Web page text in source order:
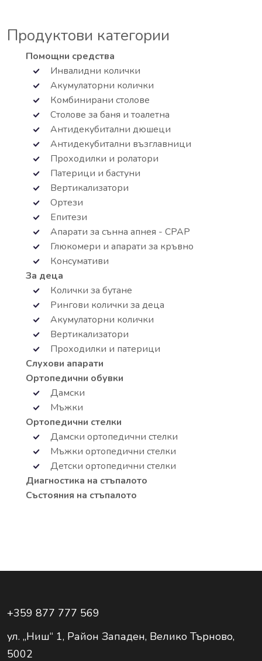
Продуктови категории
Помощни средства
Инвалидни колички
Акумулаторни колички
Комбинирани столове
Столове за баня и тоалетна
Антидекубитални дюшеци
Антидекубитални възглавници
Проходилки и ролатори
Патерици и бастуни
Вертикализатори
Ортези
Епитези
Апарати за сънна апнея - СРАР
Глюкомери и апарати за кръвно
Консумативи
За деца
Колички за бутане
Рингови колички за деца
Акумулаторни колички
Вертикализатори
Проходилки и патерици
Слухови апарати
Ортопедични обувки
Дамски
Мъжки
Ортопедични стелки
Дамски ортопедични стелки
Мъжки ортопедични стелки
Детски ортопедични стелки
Диагностика на стъпалото
Състояния на стъпалото
+359 877 777 569
ул. „Ниш“ 1, Район Западен, Велико Търново,
5002